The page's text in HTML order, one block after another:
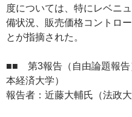
度については、特にレベニ
備状況、販売価格コントロ
とが指摘された。
■■ 第3報告（自由論題報
本経済大学）
報告者：近藤大輔氏（法政大